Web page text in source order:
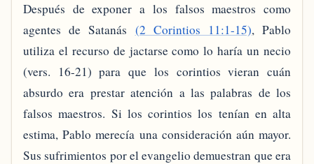
Después de exponer a los falsos maestros como
agentes de Satanás (2 Corintios 11:1-15), Pablo
utiliza el recurso de jactarse como lo haría un necio
(vers. 16-21) para que los corintios vieran cuán
absurdo era prestar atención a las palabras de los
falsos maestros. Si los corintios los tenían en alta
estima, Pablo merecía una consideración aún mayor.
Sus sufrimientos por el evangelio demuestran que era